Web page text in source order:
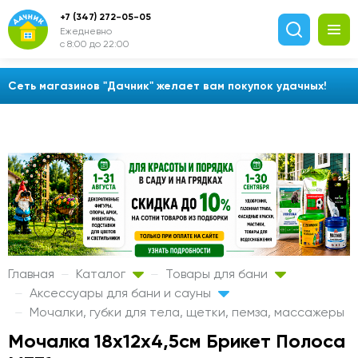
Сеть магазинов "Дачник" желает вам покупок удачных!
+7 (347) 272-05-05
Ежедневно
с 8:00 до 22:00
Главная Каталог
Товары для бани
Аксессуары для бани и сауны
Мочалки, губки для тела, щетки, пемза, массажеры
Мочалка 18х12х4,5см Брикет Полоса